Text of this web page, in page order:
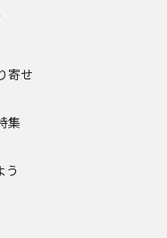
寄せ
集
う